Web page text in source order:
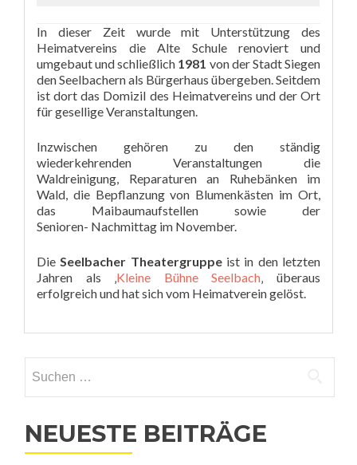
In dieser Zeit wurde mit Unterstützung des
Heimatvereins die Alte Schule renoviert und
umgebaut und schließlich 1981 von der Stadt Siegen
den Seelbachern als Bürgerhaus übergeben. Seitdem
ist dort das Domizil des Heimatvereins und der Ort
für gesellige Veranstaltungen.
Inzwischen gehören zu den ständig
wiederkehrenden Veranstaltungen die
Waldreinigung, Reparaturen an Ruhebänken im
Wald, die Bepflanzung von Blumenkästen im Ort,
das Maibaumaufstellen sowie der
Senioren- Nachmittag im November.
DieSeelbacher Theatergruppeist in den letzten
Jahren als ‚Kleine Bühne Seelbach‚ überaus
erfolgreich und hat sich vom Heimatverein gelöst.
nach:
NEUESTE BEITRÄGE